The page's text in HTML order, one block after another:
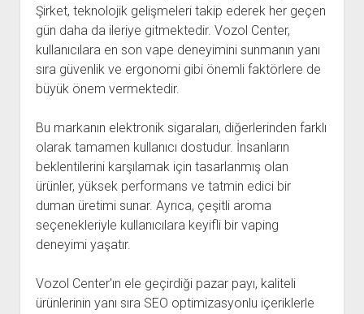
Şirket, teknolojik gelişmeleri takip ederek her geçen
gün daha da ileriye gitmektedir. Vozol Center,
kullanıcılara en son vape deneyimini sunmanın yanı
sıra güvenlik ve ergonomi gibi önemli faktörlere de
büyük önem vermektedir.
Bu markanın elektronik sigaraları, diğerlerinden farklı
olarak tamamen kullanıcı dostudur. İnsanların
beklentilerini karşılamak için tasarlanmış olan
ürünler, yüksek performans ve tatmin edici bir
duman üretimi sunar. Ayrıca, çeşitli aroma
seçenekleriyle kullanıcılara keyifli bir vaping
deneyimi yaşatır.
Vozol Center'ın ele geçirdiği pazar payı, kaliteli
ürünlerinin yanı sıra SEO optimizasyonlu içeriklerle